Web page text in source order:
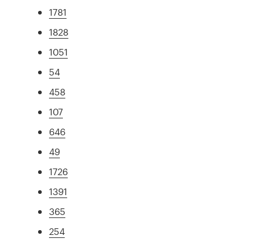
1781
1828
1051
54
458
107
646
49
1726
1391
365
254